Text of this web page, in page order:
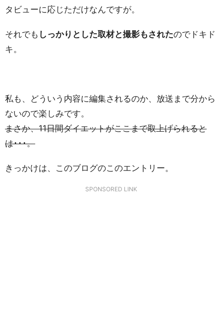
タビューに応じただけなんですが。
それでも しっかりとした取材と撮影もされたのでドキド
キ。
私も、どういう内容に編集されるのか、放送まで分から
ないので楽しみです。
まさか、11日間ダイエットがここまで取上げられると
は･･･。
きっかけは、このブログのこのエントリー。
SPONSORED LINK